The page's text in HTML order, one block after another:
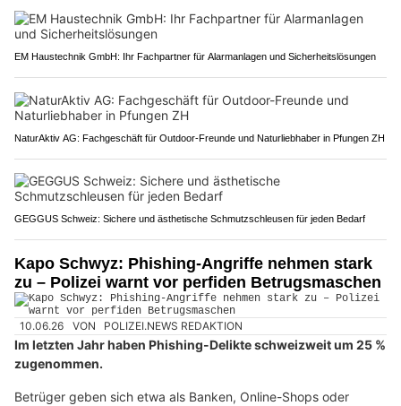
EM Haustechnik GmbH: Ihr Fachpartner für Alarmanlagen und Sicherheitslösungen
NaturAktiv AG: Fachgeschäft für Outdoor-Freunde und Naturliebhaber in Pfungen ZH
GEGGUS Schweiz: Sichere und ästhetische Schmutzschleusen für jeden Bedarf
Kapo Schwyz: Phishing-Angriffe nehmen stark
zu – Polizei warnt vor perfiden Betrugsmaschen
10.06.26 VON POLIZEI.NEWS REDAKTION
Im letzten Jahr haben Phishing-Delikte schweizweit um 25 %
zugenommen.
Betrüger geben sich etwa als Banken, Online-Shops oder